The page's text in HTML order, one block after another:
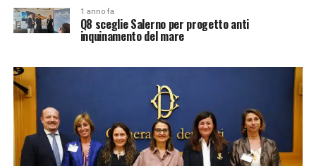
1 anno fa
Q8 sceglie Salerno per progetto anti
inquinamento del mare